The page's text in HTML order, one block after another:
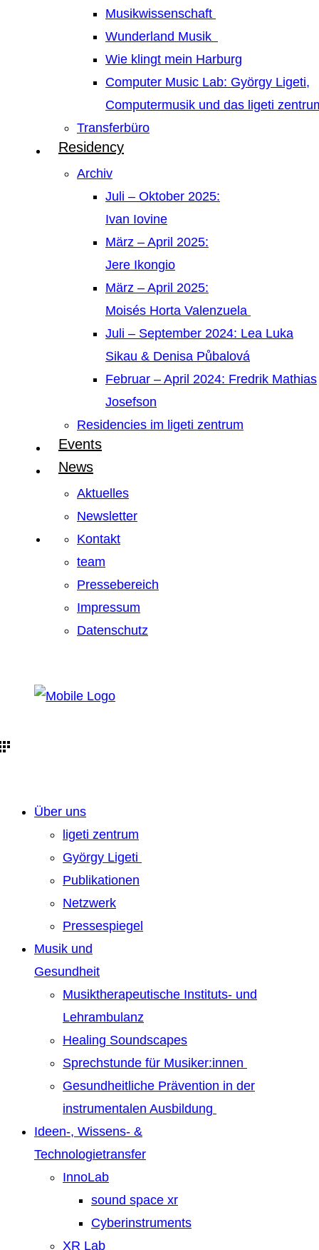
Musikwissenschaft
Wunderland Musik
Wie klingt mein Harburg
Computer Music Lab: György Ligeti,
Computermusik und das ligeti
Transferbüro
Residency
Archiv
Juli – Oktober 2025:
Ivan Iovine
März – April 2025:
Jere Ikongio
März – April 2025:
Moisés Horta Valenzuela
Juli – September 2024: Lea Luka
Sikau & Denisa Půbalová
Februar – April 2024: Fredrik Mathias
Josefson
Residencies im ligeti zentrum
Events
News
Aktuelles
Newsletter
Kontakt
team
Pressebereich
Impressum
Datenschutz
Über uns
ligeti zentrum
György Ligeti
Publikationen
Netzwerk
Pressespiegel
Musik und
Gesundheit
Musiktherapeutische Instituts- und
Lehrambulanz
Healing Soundscapes
Sprechstunde für Musiker:innen
Gesundheitliche Prävention in der
instrumentalen Ausbildung
Ideen-, Wissens- &
Technologietransfer
InnoLab
sound space xr
Cyberinstruments
XR Lab